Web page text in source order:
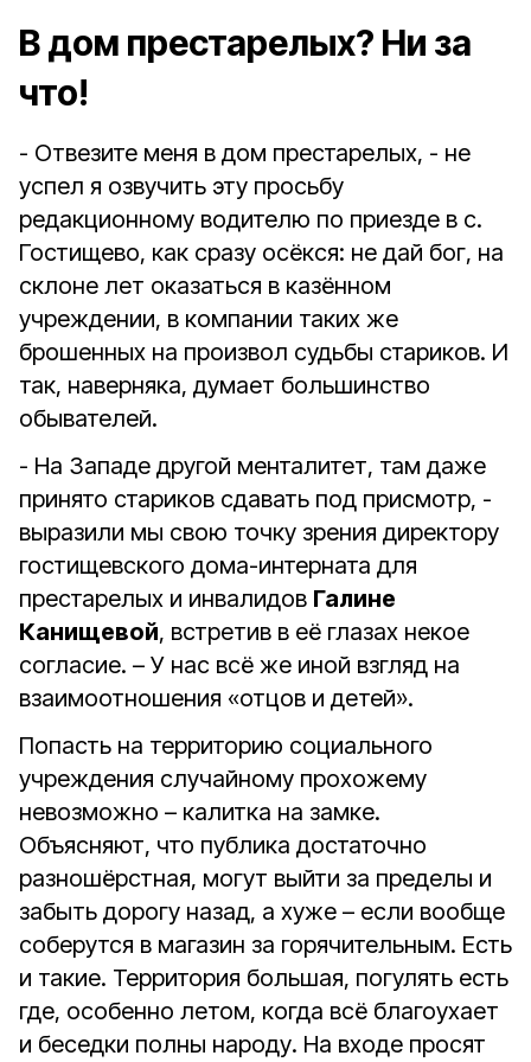
В дом престарелых? Ни за
что!
- Отвезите меня в дом престарелых, - не
успел я озвучить эту просьбу
редакционному водителю по приезде в с.
Гостищево, как сразу осёкся: не дай бог, на
склоне лет оказаться в казённом
учреждении, в компании таких же
брошенных на произвол судьбы стариков. И
так, наверняка, думает большинство
обывателей.
- На Западе другой менталитет, там даже
принято стариков сдавать под присмотр, -
выразили мы свою точку зрения директору
гостищевского дома-интерната для
престарелых и инвалидов Галине
Канищевой, встретив в её глазах некое
согласие. – У нас всё же иной взгляд на
взаимоотношения «отцов и детей».
Попасть на территорию социального
учреждения случайному прохожему
невозможно – калитка на замке.
Объясняют, что публика достаточно
разношёрстная, могут выйти за пределы и
забыть дорогу назад, а хуже – если вообще
соберутся в магазин за горячительным. Есть
и такие. Территория большая, погулять есть
где, особенно летом, когда всё благоухает
и беседки полны народу. На входе просят